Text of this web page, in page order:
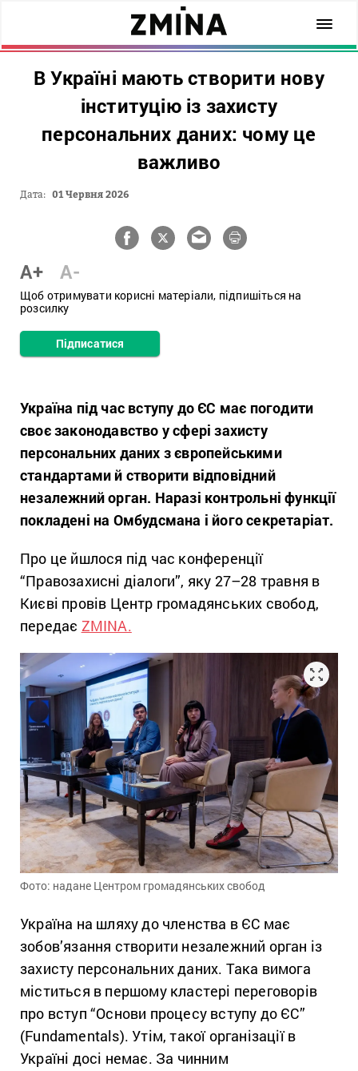
В Україні мають створити нову
інституцію із захисту
персональних даних: чому це
важливо
Дата: 01 Червня 2026
A+ A-
Щоб отримувати корисні матеріали, підпишіться на
розсилку
Підписатися
Україна під час вступу до ЄС має погодити
своє законодавство у сфері захисту
персональних даних з європейськими
стандартами й створити відповідний
незалежний орган. Наразі контрольні функції
покладені на Омбудсмана і його секретаріат.
Про це йшлося під час конференції
“Правозахисні діалоги”, яку 27–28 травня в
Києві провів Центр громадянських свобод,
передає ZMINA.
Фото: надане Центром громадянських свобод
Україна на шляху до членства в ЄС має
зобов’язання створити незалежний орган із
захисту персональних даних. Така вимога
міститься в першому кластері переговорів
про вступ “Основи процесу вступу до ЄС”
(Fundamentals). Утім, такої організації в
Україні досі немає. За чинним